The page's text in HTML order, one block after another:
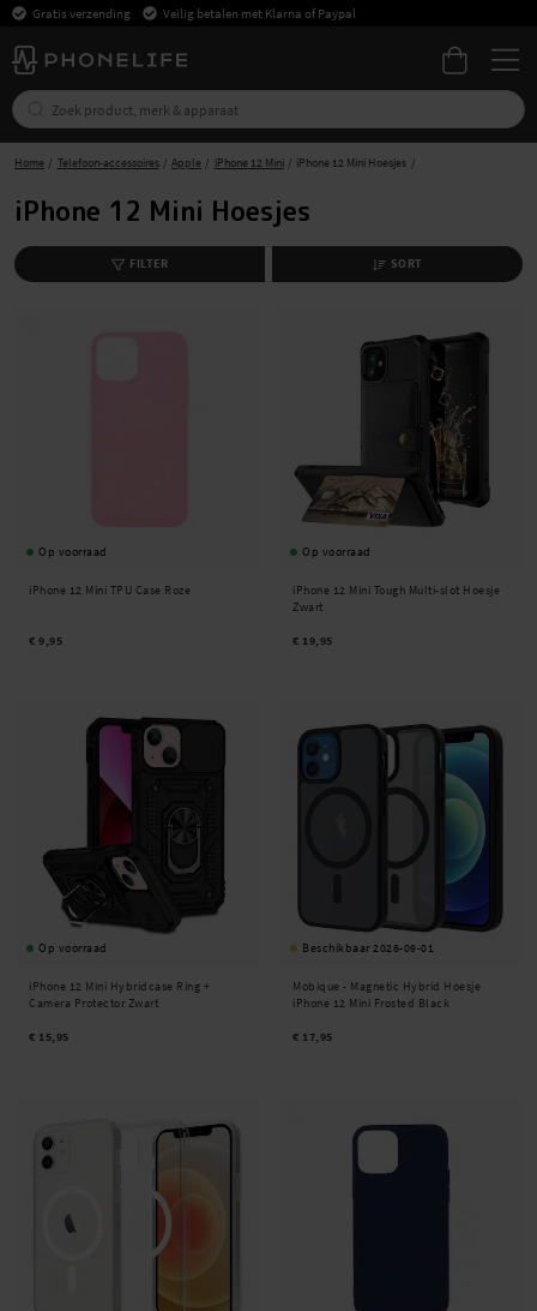
Gratis verzending Veilig betalen met Klarna of Paypal
Home Telefoon-accessoires Apple iPhone 12 Mini iPhone 12 Mini Hoesjes
iPhone 12 Mini Hoesjes
FILTER SORT
Op voorraad
iPhone 12 Mini TPU Case Roze
€ 9,95
Op voorraad
iPhone 12 Mini Tough Multi-slot Hoesje
Zwart
€ 19,95
Op voorraad
iPhone 12 Mini Hybridcase Ring +
Camera Protector Zwart
€ 15,95
Beschikbaar 2026-09-01
Mobique - Magnetic Hybrid Hoesje
iPhone 12 Mini Frosted Black
€ 17,95